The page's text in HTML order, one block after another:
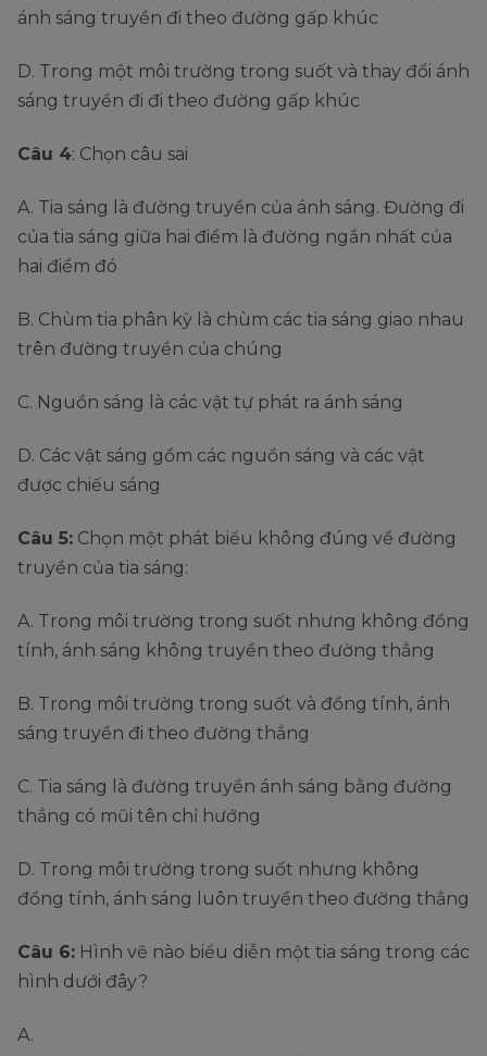
ánh sáng truyền đi theo đường gấp khúc
D. Trong một môi trường trong suốt và thay đổi ánh
sáng truyền đi đi theo đường gấp khúc
Câu 4: Chọn câu sai
A. Tia sáng là đường truyền của ánh sáng. Đường đi
của tia sáng giữa hai điểm là đường ngắn nhất của
hai điểm đó
B. Chùm tia phân kỳ là chùm các tia sáng giao nhau
trên đường truyền của chúng
C. Nguồn sáng là các vật tự phát ra ánh sáng
D. Các vật sáng gồm các nguồn sáng và các vật
được chiếu sáng
Câu 5: Chọn một phát biểu không đúng về đường
truyền của tia sáng:
A. Trong môi trường trong suốt nhưng không đồng
tính, ánh sáng không truyền theo đường thẳng
B. Trong môi trường trong suốt và đồng tính, ánh
sáng truyền đi theo đường thẳng
C. Tia sáng là đường truyền ánh sáng bằng đường
thẳng có mũi tên chỉ hướng
D. Trong môi trường trong suốt nhưng không
đồng tính, ánh sáng luôn truyền theo đường thẳng
Câu 6: Hình vẽ nào biểu diễn một tia sáng trong các
hình dưới đây?
A.